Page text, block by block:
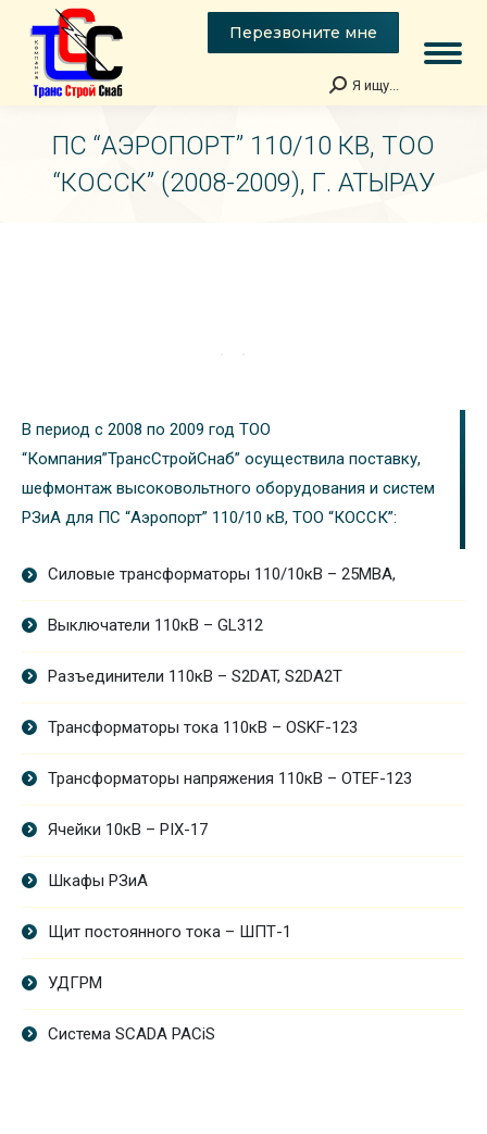
Перезвоните мне
Поиск:
Я ищу...
ПС “АЭРОПОРТ” 110/10 КВ, ТОО
“КОССК” (2008-2009), Г. АТЫРАУ
В период с 2008 по 2009 год ТОО
“Компания”ТрансСтройСнаб” осуществила поставку,
шефмонтаж высоковольтного оборудования и систем
РЗиА для ПС “Аэропорт” 110/10 кВ, ТОО “КОССК”:
Силовые трансформаторы 110/10кВ – 25МВА,
Выключатели 110кВ – GL312
Разъединители 110кВ – S2DAT, S2DA2T
Трансформаторы тока 110кВ – OSKF-123
Трансформаторы напряжения 110кВ – OTEF-123
Ячейки 10кВ – PIX-17
Шкафы РЗиА
Щит постоянного тока – ШПТ-1
УДГРМ
Система SCADA PACiS